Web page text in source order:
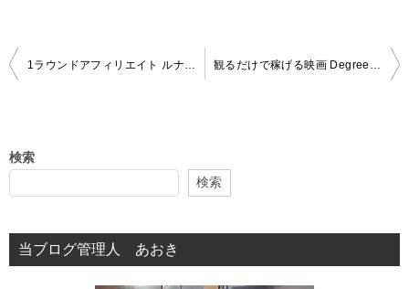
投
ビ
シ
ョ
1ラウンドアフィリエイト ルナ ちょっと難しい気がする 観るだけで稼げる映画 Degreed 池田秀樹 かなり危険な気がする
検索
検索
当ブログ管理人 あおき